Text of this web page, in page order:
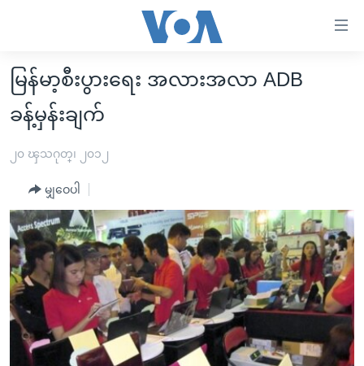
လွယ်ကူ
စေ
သည့်
Link
များ
ပင်မ
အကြောင်းအရာ
သို့
ကျော်
ကြည့်
ရန်
ပင်မ
မူလစာမျက်နှာ
မြန်မာ
အမေရိကန်
တရုတ်
အစ္စရေး-ပါလက်စတိုင်း
သတင်းလွတ်လပ်ခွင့်
ရပ်ဝန်းတခု လမ်းတခု အလွန်
အင်္ဂလိပ်စာလေ့လာမယ်
အမေရိကန်သုံးအီဒီယံ
မကြေးမုံရဲ့ အင်္ဂလိပ်စာ
ရုပ်ရှင်ထဲက အင်္ဂလိပ်စာ
အပတ်စဉ်ကဏ္ဍများ
ရေဒီယို
တီဗွီ
ရေဒီယိုနှင့်ရုပ်သံ အချက်အလက်များ
ရေဒီယို/တီဗွီအစီအစဉ်
မြန်မာ့စီးပွားရေး အလားအလာ ADB
ခန့်မှန်းချက်
၂၀ ၾသဂုတ္၊ ၂၀၁၂
မျှဝေပါ